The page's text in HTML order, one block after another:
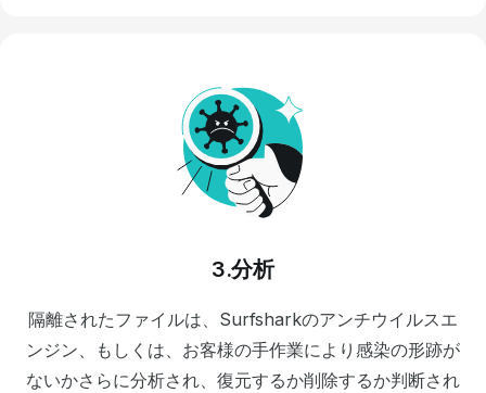
3.分析
隔離されたファイルは、Surfsharkのアンチウイルスエ
ンジン、もしくは、お客様の手作業により感染の形跡が
ないかさらに分析され、復元するか削除するか判断され